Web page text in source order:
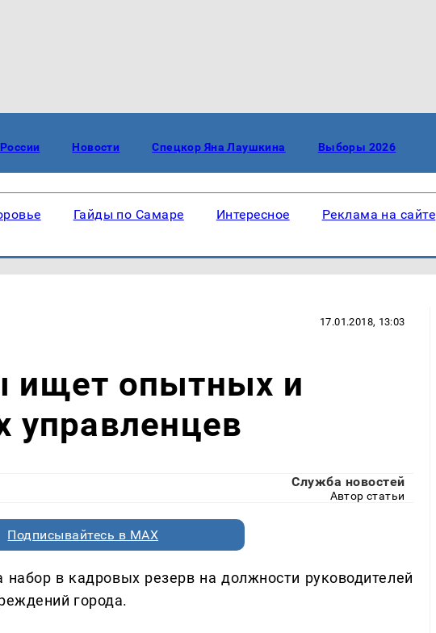
Новости Спецкор Яна Лаушкина Выборы 2026
Гайды по Самаре Интересное Реклама на сайте
17.01.2018, 13:03
ищет опытных и
управленцев
Служба новостей
Автор статьи
Подписывайтесь в MAX
в кадровых резерв на должности руководителей
города.